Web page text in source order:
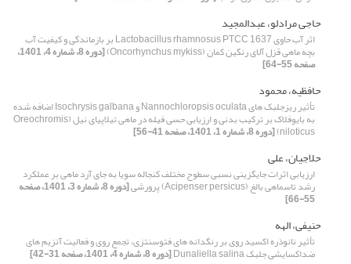
حاجی مرادلو، عبدالمجید
اثر آب حاوی Lactobacillus rhamnosus PTCC 1637 بر بازماندگی و کیفیت آب
بچه ماهی قزل آلای رنگین کمان (Oncorhynchus mykiss) [دوره 8، شماره 4، 1401،
صفحه 55-64]
حافظیه، محمود
تأثیر ریزجلبک های Nannochloropsis oculata و Isochrysis galbana اضافه شده
به بایوفلاک بر ترکیب بدنی و ارزیابی حسی فیله در ماهی تیلاپیای نیل (Oreochromis
niloticus) [دوره 8، شماره 1، 1401، صفحه 41-56]
حلاجیان، علی
ارزیابی اثرات جایگزینی نسبی سطوح مختلف کنجاله سویا به جای آرد ماهی بر عملکرد
رشد تاسماهی بالغ (Acipenser persicus) پرورشی [دوره 8، شماره 3، 1401، صفحه
55-66]
حنیفی، الهه
تأثیر نانوذره اکسید روی بر رنگدانه های فتوسنتزی، تجمع روی و فعالیت آنزیم های
ضداکسایشی جلبک Dunaliella salina [دوره 8، شماره 4، 1401، صفحه 31-42]